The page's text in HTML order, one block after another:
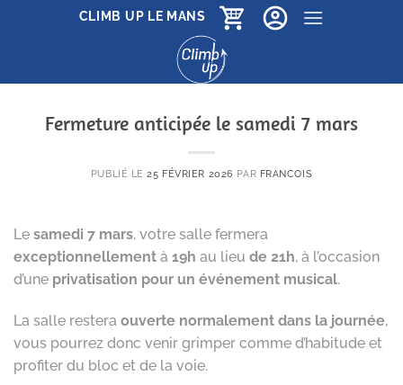
CLIMB UP LE MANS
Fermeture anticipée le samedi 7 mars
PUBLIÉ LE25 FÉVRIER 2026 PAR FRANCOIS
Le samedi 7 mars, votre salle fermera
exceptionnellement à 19h au lieu de 21h, à l’occasion
d’une privatisation pour un événement musical.
La salle restera ouverte normalement dans la journée,
vous pourrez donc venir grimper comme d’habitude et
profiter du bloc et de la voie.